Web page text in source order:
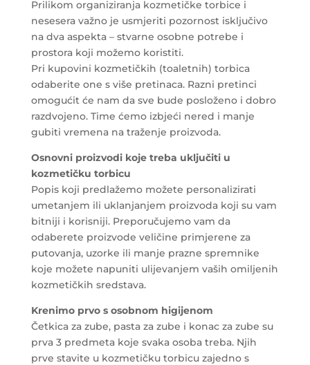
Prilikom organiziranja kozmetičke torbice i
nesesera važno je usmjeriti pozornost isključivo
na dva aspekta – stvarne osobne potrebe i
prostora koji možemo koristiti.
Pri kupovini kozmetičkih (toaletnih) torbica
odaberite one s više pretinaca. Razni pretinci
omogućit će nam da sve bude posloženo i dobro
razdvojeno. Time ćemo izbjeći nered i manje
gubiti vremena na traženje proizvoda.
Osnovni proizvodi koje treba uključiti u
kozmetičku torbicu
Popis koji predlažemo možete personalizirati
umetanjem ili uklanjanjem proizvoda koji su vam
bitniji i korisniji. Preporučujemo vam da
odaberete proizvode veličine primjerene za
putovanja, uzorke ili manje prazne spremnike
koje možete napuniti ulijevanjem vaših omiljenih
kozmetičkih sredstava.
Krenimo prvo s osobnom higijenom
Četkica za zube, pasta za zube i konac za zube su
prva 3 predmeta koje svaka osoba treba. Njih
prve stavite u kozmetičku torbicu zajedno s